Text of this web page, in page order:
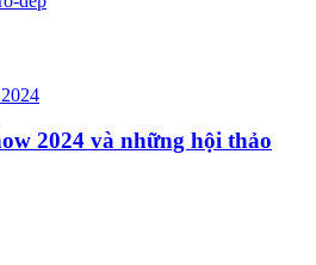
2024 và những hội thảo